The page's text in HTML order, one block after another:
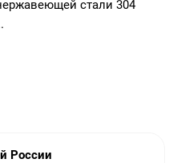
стали 304
России